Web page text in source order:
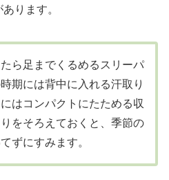
ります。
ら足までくるめるスリーパ
期には背中に入れる汗取り
はコンパクトにたためる収
をそろえておくと、季節の
ずにすみます。